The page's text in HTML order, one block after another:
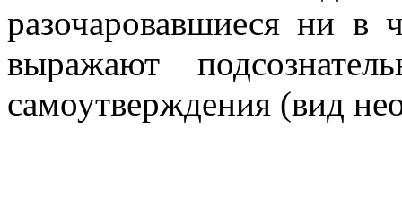
разочаровавшиеся ни в
выражают
самоутверждения (вид